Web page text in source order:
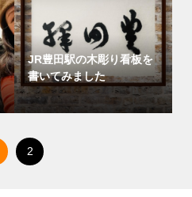
JR豊田駅の木彫り看板を
書いてみました
2